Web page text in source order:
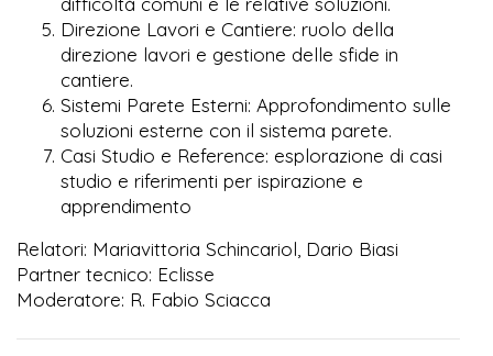
Direzione Lavori e Cantiere: ruolo della
direzione lavori e gestione delle sfide in
cantiere.
Sistemi Parete Esterni: Approfondimento sulle
soluzioni esterne con il sistema parete.
Casi Studio e Reference: esplorazione di casi
studio e riferimenti per ispirazione e
apprendimento
Relatori: Mariavittoria Schincariol, Dario Biasi
Partner tecnico: Eclisse
Moderatore: R. Fabio Sciacca